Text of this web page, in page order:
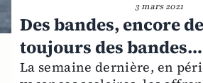
3 mars 2021
Des bandes, encore
toujours des bandes…
La semaine dernière, en